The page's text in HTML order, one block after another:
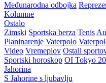
Međunarodna odbojka
Kolumne
Ostalo
Zimski Sportska berza Tenis
Planinarenje Vaterpolo
Video Vremeplov Ostali
Sportski horoskop OI Tokyo
Jahorina
S Jahorine s ljubavlju